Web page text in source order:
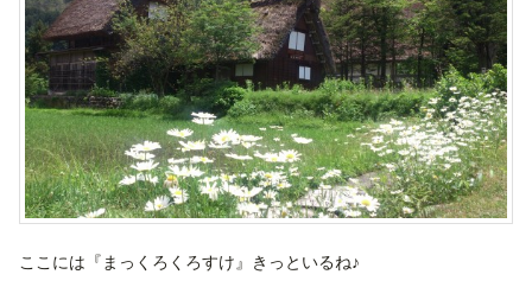
ここには『まっくろくろすけ』きっといるね♪